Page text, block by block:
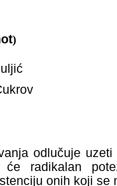
)
odlučuje
će radikalan
onih koji se